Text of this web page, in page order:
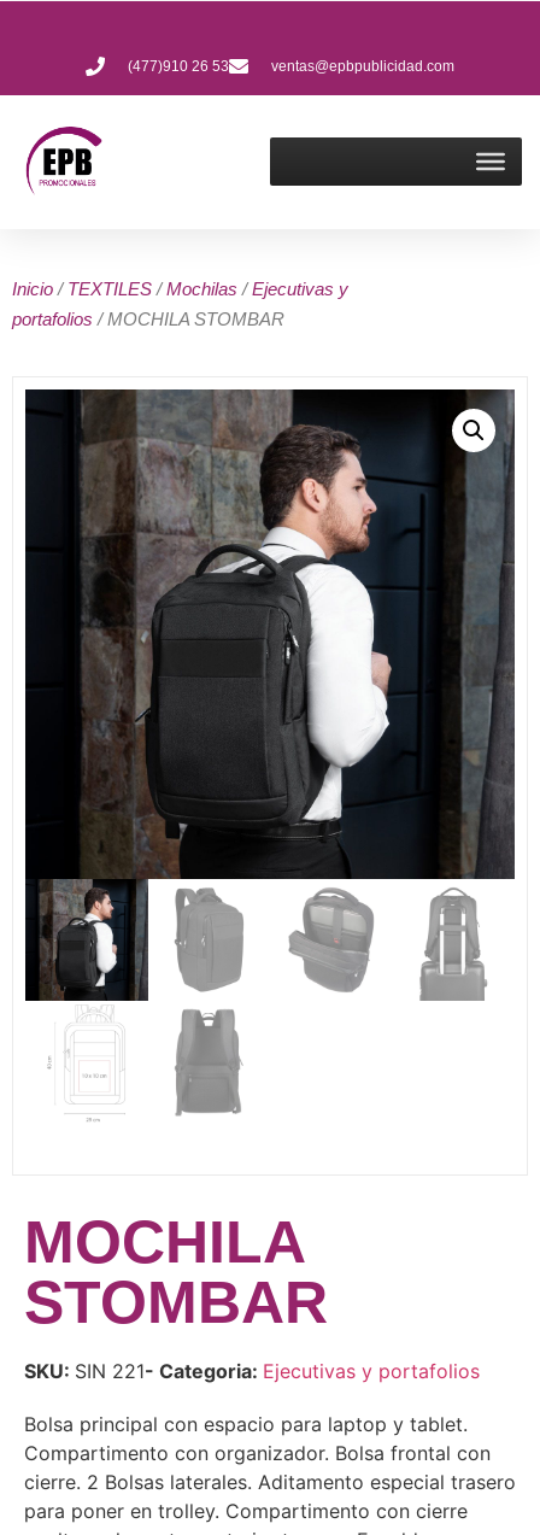
(477)910 26 53 ventas@epbpublicidad.com
Inicio /TEXTILES /Mochilas /Ejecutivas y
portafolios / MOCHILA STOMBAR
MOCHILA
STOMBAR
SKU: SIN 221- Categoria: Ejecutivas y portafolios
Bolsa principal con espacio para laptop y tablet.
Compartimento con organizador. Bolsa frontal con
cierre. 2 Bolsas laterales. Aditamento especial trasero
para poner en trolley. Compartimento con cierre